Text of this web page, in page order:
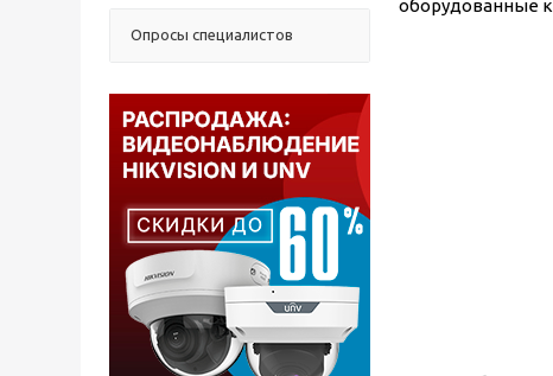
Опросы специалистов
оборудованные